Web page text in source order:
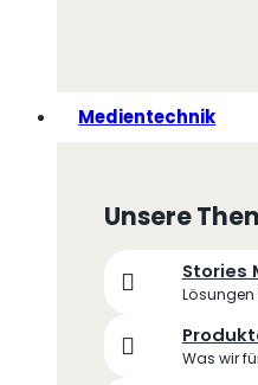
Medientechnik
Unsere
Stories
Lösungen
Was wir